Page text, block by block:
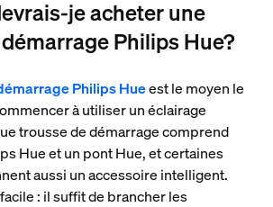
je acheter une
Philips Hue?
Philips Hueest le moyen le
à utiliser un éclairage
trousse de démarrage comprend
Hue et un pont Hue, et certaines
aussi un accessoire intelligent.
: il suffit de brancher les